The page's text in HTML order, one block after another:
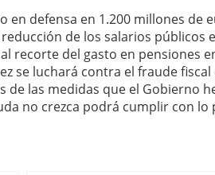
en defensa en 1.200 millones de
de los salarios públicos
recorte del gasto en pensiones
se luchará contra el fraude fiscal
de las medidas que el Gobierno
no crezca podrá cumplir con lo